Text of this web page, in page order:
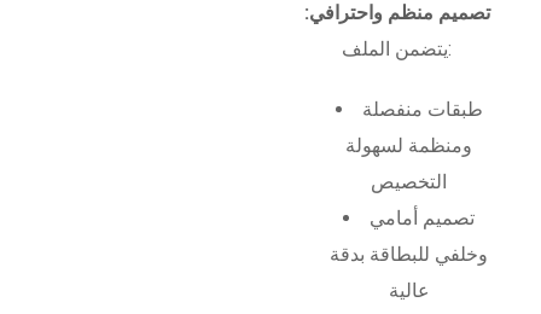
تصميم منظم واحترافي:
يتضمن الملف:
طبقات منفصلة
ومنظمة لسهولة
التخصيص
تصميم أمامي
وخلفي للبطاقة بدقة
عالية